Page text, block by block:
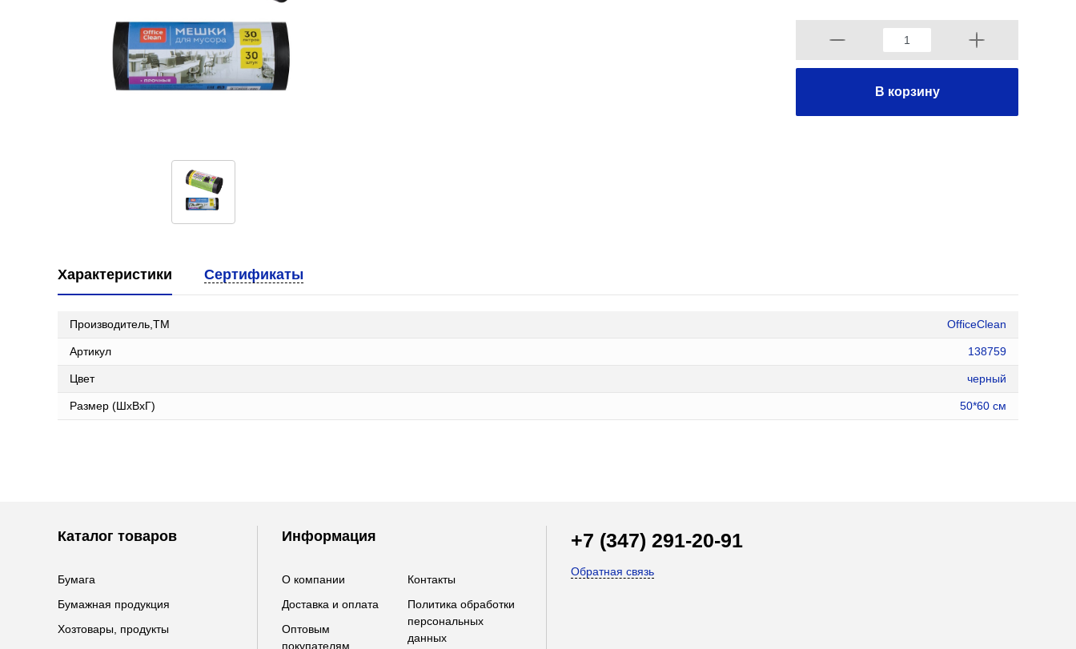
В корзину
Характеристики Сертификаты
Производитель,ТМ OfficeClean
Артикул 138759
Цвет черный
Размер (ШxВxГ) 50*60 см
Каталог товаров
Бумага
Бумажная продукция
Хозтовары, продукты
Информация
О компании
Доставка и оплата
Оптовым
покупателям
Контакты
Политика обработки
персональных
данных
+7 (347) 291-20-91
Обратная связь